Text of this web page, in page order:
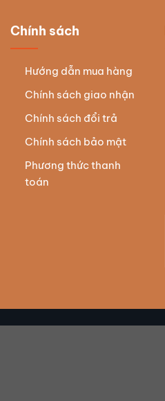
Chính sách
Hướng dẫn mua hàng
Chính sách giao nhận
Chính sách đổi trả
Chính sách bảo mật
Phương thức thanh
toán